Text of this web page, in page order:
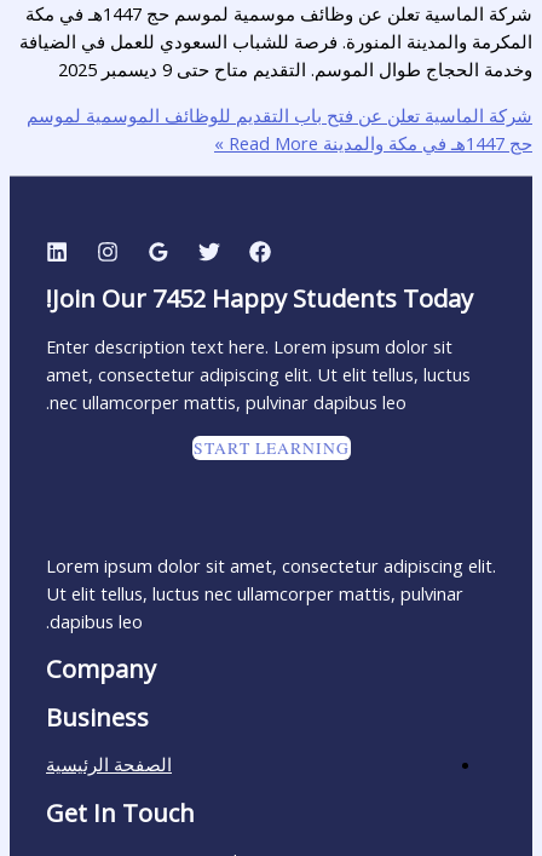
شركة الماسية تعلن عن وظائف موسمية لموسم حج 1447هـ في مكة
المكرمة والمدينة المنورة. فرصة للشباب السعودي للعمل في الضيافة
وخدمة الحجاج طوال الموسم. التقديم متاح حتى 9 ديسمبر 2025
شركة الماسية تعلن عن فتح باب التقديم للوظائف الموسمية لموسم
حج 1447هـ في مكة والمدينة
Join Our 7452 Happy Students​ Today!
Enter description text here. Lorem ipsum dolor sit
amet, consectetur adipiscing elit. Ut elit tellus, luctus
nec ullamcorper mattis, pulvinar dapibus leo.​
START LEARNING
Lorem ipsum dolor sit amet, consectetur adipiscing elit.
Ut elit tellus, luctus nec ullamcorper mattis, pulvinar
dapibus leo.
Company
Business
الصفحة الرئيسية
Get In Touch